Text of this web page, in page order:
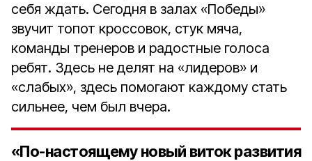
себя ждать. Сегодня в залах «Победы»
звучит топот кроссовок, стук мяча,
команды тренеров и радостные голоса
ребят. Здесь не делят на «лидеров» и
«слабых», здесь помогают каждому стать
сильнее, чем был вчера.
«По-настоящему новый витокразвития